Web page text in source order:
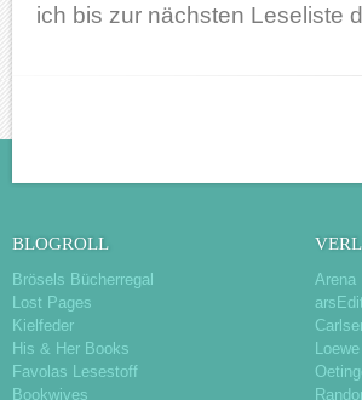
ich bis zur nächsten Leseliste
BLOGROLL
Brösels Bücherregal
Lost Pages
Kielfeder
His & Her Books
Favolas Lesestoff
Bookwives
Arena
Loewe